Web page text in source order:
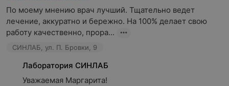
По моему мнению врач лучший. Тщательно ведет
лечение, аккуратно и бережно. На 100% делает свою
работу качественно, прора...
СИНЛАБ, ул. П. Бровки, 9
Лаборатория СИНЛАБ
Уважаемая Маргарита!